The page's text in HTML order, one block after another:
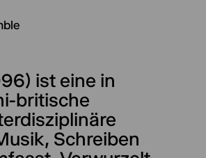
ist eine in
britische
Schreiben